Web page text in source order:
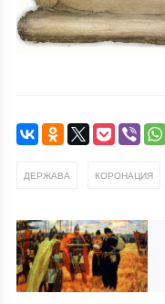
ДЕРЖАВА КОРОНАЦИЯ